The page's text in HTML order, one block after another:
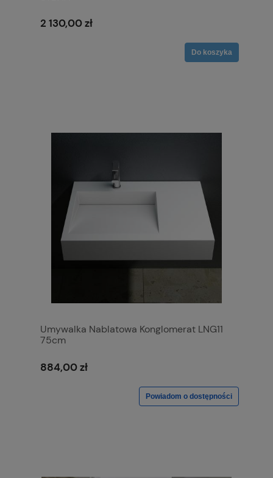
2 130,00 zł
Do koszyka
Umywalka Nablatowa Konglomerat LNG11
75cm
884,00 zł
Powiadom o dostępności